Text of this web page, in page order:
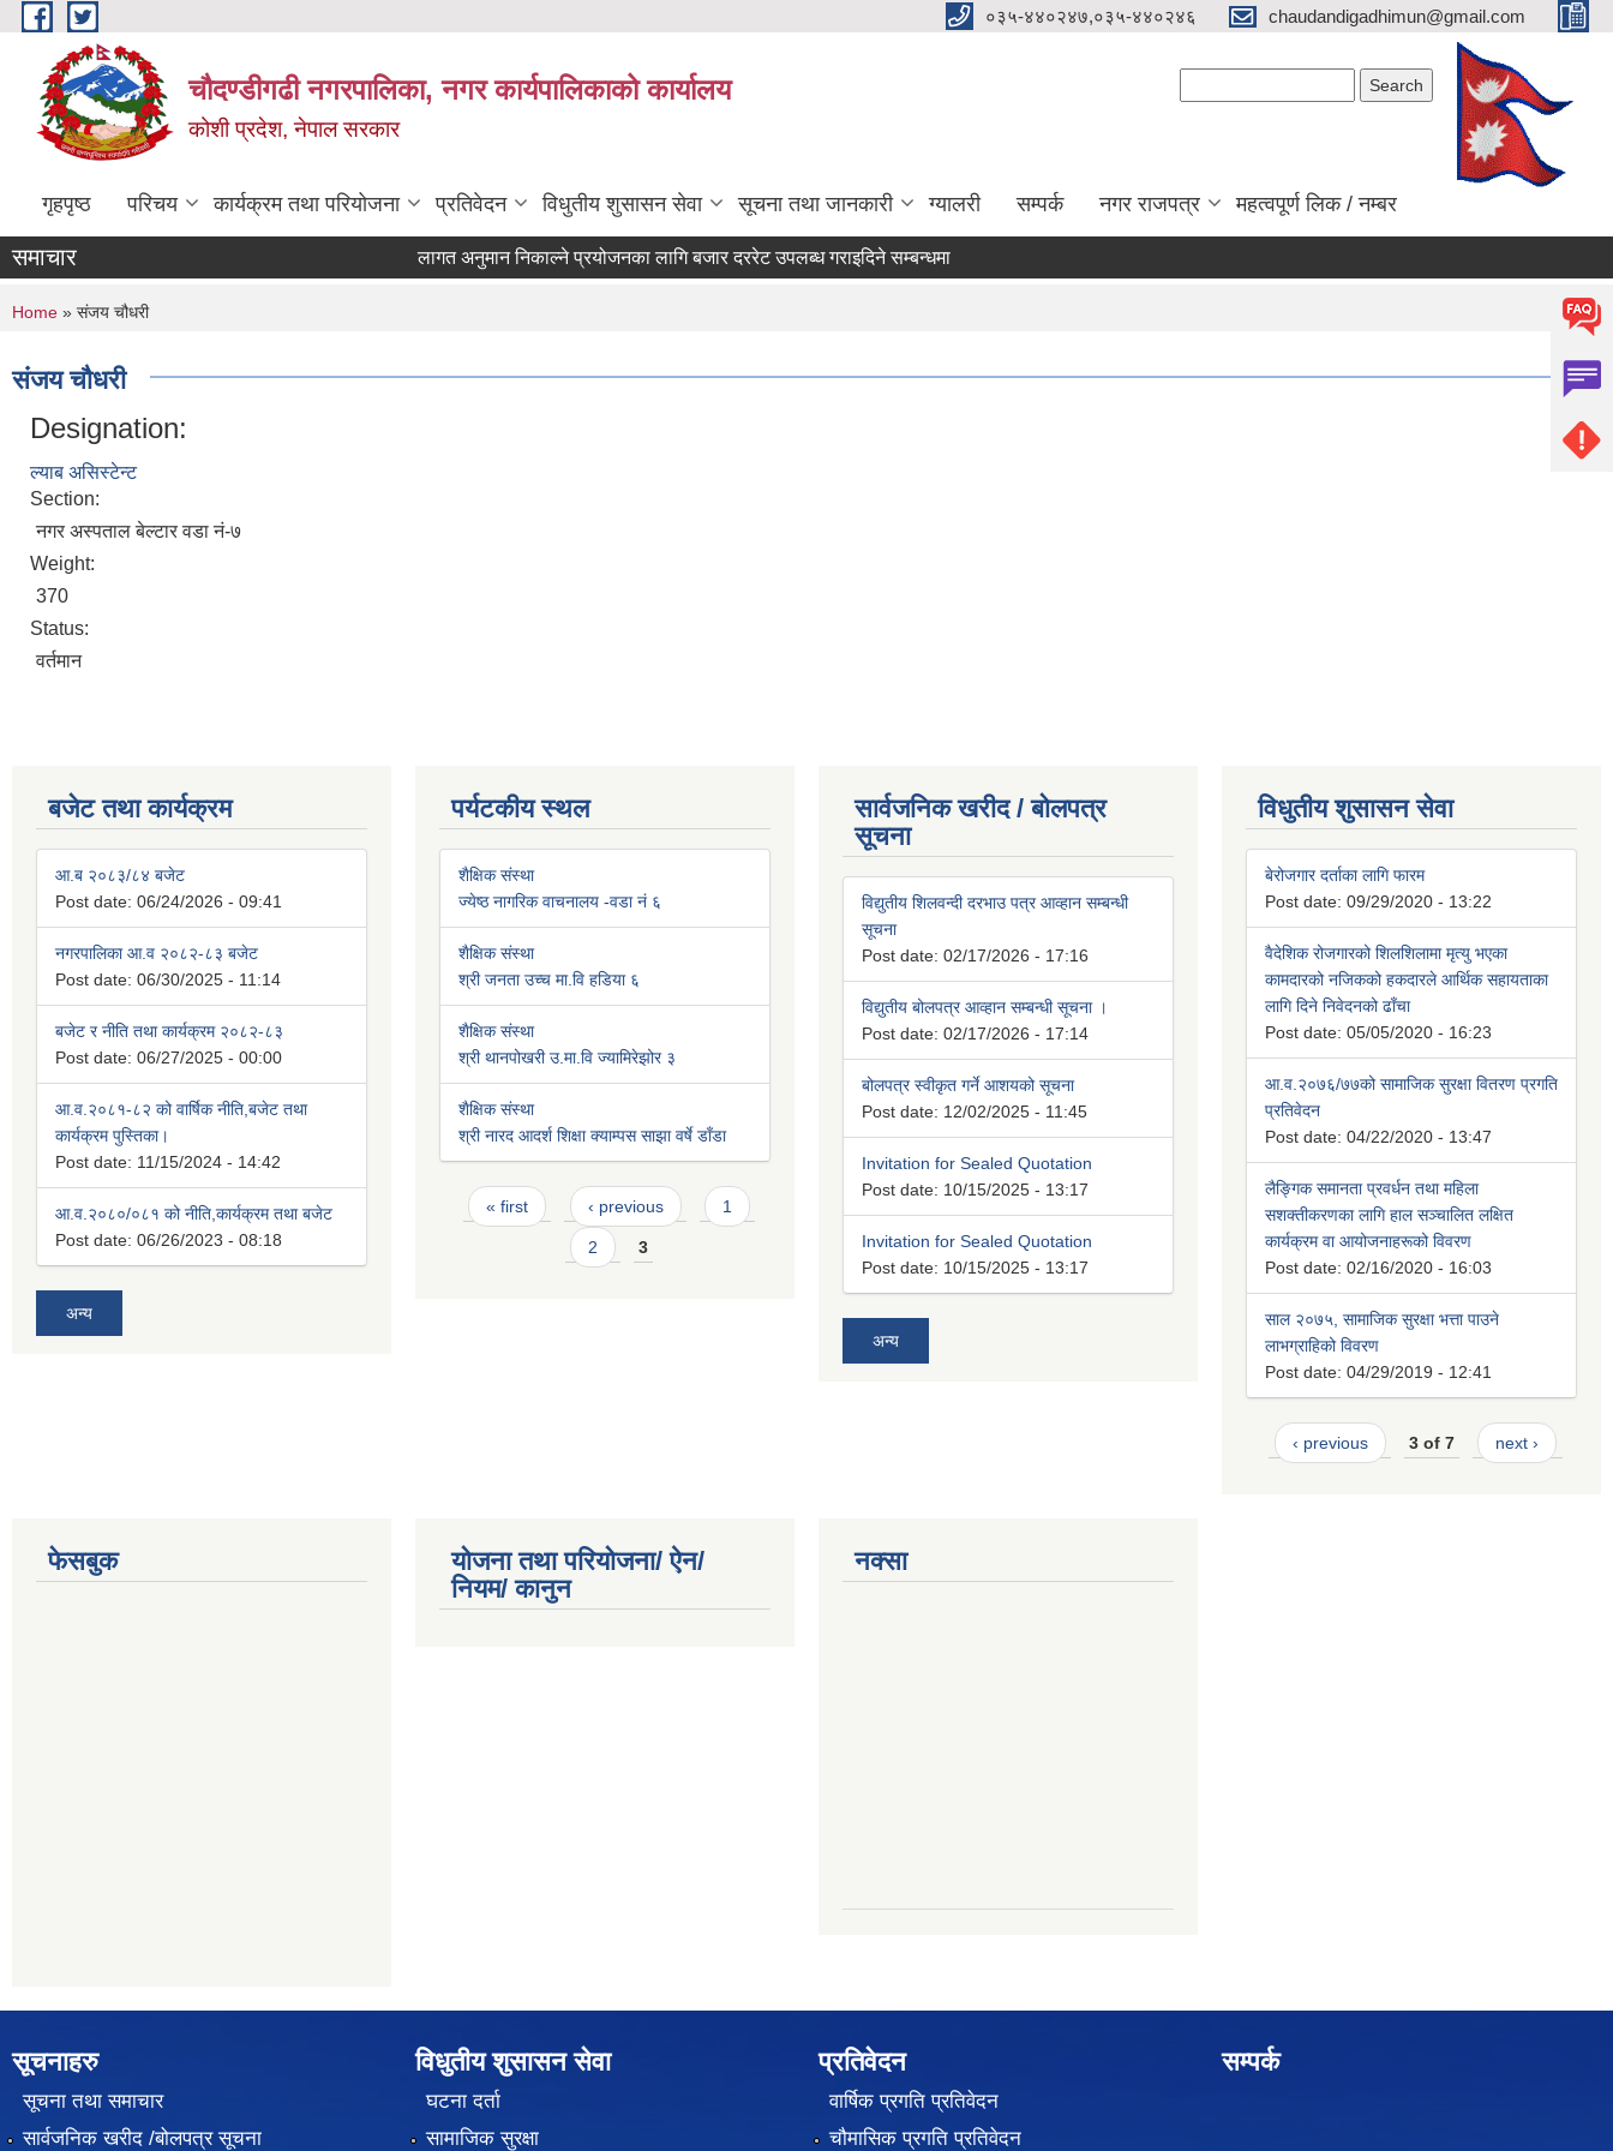
Skip to main content ०३५-४४०२४७,०३५-४४०२४६ chaudandigadhimun@gmail.com
चौदण्डीगढी नगरपालिका, नगर कार्यपालिकाको कार्यालय
कोशी प्रदेश, नेपाल सरकार
गृहपृष्ठ परिचय कार्यक्रम तथा परियोजना प्रतिवेदन विधुतीय शुसासन सेवा सूचना तथा जानकारी ग्यालरी सम्पर्क नगर राजपत्र महत्वपूर्ण लिक / नम्बर
समाचार लागत अनुमान निकाल्ने प्रयोजनका लागि बजार दररेट उपलब्ध गराइदिने सम्बन्धमा ।
खोपकर्ता (भ्याक्सिनेटर) आवश्यकता सम्वन्धी सूचना।
You are here
Home » संजय चौधरी
संजय चौधरी
Designation:
ल्याब असिस्टेन्ट
Section:
नगर अस्पताल बेल्टार वडा नं-७
Weight:
370
Status:
वर्तमान
बजेट तथा कार्यक्रम
आ.ब २०८३/८४ बजेट
Post date: 06/24/2026 - 09:41
नगरपालिका आ.व २०८२-८३ बजेट
Post date: 06/30/2025 - 11:14
बजेट र नीति तथा कार्यक्रम २०८२-८३
Post date: 06/27/2025 - 00:00
आ.व.२०८१-८२ को वार्षिक नीति,बजेट तथा
कार्यक्रम पुस्तिका।
Post date: 11/15/2024 - 14:42
आ.व.२०८०/०८१ को नीति,कार्यक्रम तथा बजेट
Post date: 06/26/2023 - 08:18
अन्य
पर्यटकीय स्थल
शैक्षिक संस्था
ज्येष्ठ नागरिक वाचनालय -वडा नं ६
शैक्षिक संस्था
श्री जनता उच्च मा.वि हडिया ६
शैक्षिक संस्था
श्री थानपोखरी उ.मा.वि ज्यामिरेझोर ३
शैक्षिक संस्था
श्री नारद आदर्श शिक्षा क्याम्पस साझा वर्षे डाँडा
Pages
« first ‹ previous 1
2 3
सार्वजनिक खरीद / बोलपत्र
सूचना
विद्युतीय शिलवन्दी दरभाउ पत्र आव्हान सम्बन्धी
सूचना
Post date: 02/17/2026 - 17:16
विद्युतीय बोलपत्र आव्हान सम्बन्धी सूचना ।
Post date: 02/17/2026 - 17:14
बोलपत्र स्वीकृत गर्ने आशयको सूचना
Post date: 12/02/2025 - 11:45
Invitation for Sealed Quotation
Post date: 10/15/2025 - 13:17
Invitation for Sealed Quotation
Post date: 10/15/2025 - 13:17
अन्य
विधुतीय शुसासन सेवा
बेरोजगार दर्ताका लागि फारम
Post date: 09/29/2020 - 13:22
वैदेशिक रोजगारको शिलशिलामा मृत्यु भएका
कामदारको नजिकको हकदारले आर्थिक सहायताका
लागि दिने निवेदनको ढाँचा
Post date: 05/05/2020 - 16:23
आ.व.२०७६/७७को सामाजिक सुरक्षा वितरण प्रगति
प्रतिवेदन
Post date: 04/22/2020 - 13:47
लैङ्गिक समानता प्रवर्धन तथा महिला
सशक्तीकरणका लागि हाल सञ्चालित लक्षित
कार्यक्रम वा आयोजनाहरूको विवरण
Post date: 02/16/2020 - 16:03
साल २०७५, सामाजिक सुरक्षा भत्ता पाउने
लाभग्राहिको विवरण
Post date: 04/29/2019 - 12:41
‹ previous 3 of 7 next ›
फेसबुक
योजना तथा परियोजना/ ऐन/
नियम/ कानुन
नक्सा
सूचनाहरु
सूचना तथा समाचार
सार्वजनिक खरीद /बोलपत्र सूचना
विधुतीय शुसासन सेवा
घटना दर्ता
सामाजिक सुरक्षा
प्रतिवेदन
वार्षिक प्रगति प्रतिवेदन
चौमासिक प्रगति प्रतिवेदन
सम्पर्क